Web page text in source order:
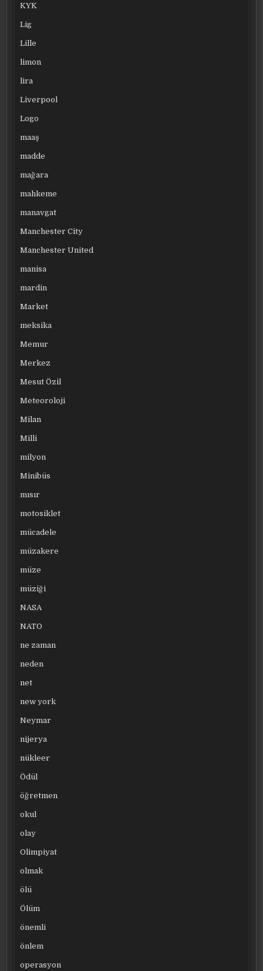
KYK
Lig
Lille
limon
lira
Liverpool
Logo
maaş
madde
mağara
mahkeme
manavgat
Manchester City
Manchester United
manisa
mardin
Market
meksika
Memur
Merkez
Mesut Özil
Meteoroloji
Milan
Milli
milyon
Minibüs
mısır
motosiklet
mücadele
müzakere
müze
müziği
NASA
NATO
ne zaman
neden
net
new york
Neymar
nijerya
nükleer
Ödül
öğretmen
okul
olay
Olimpiyat
olmak
ölü
Ölüm
önemli
önlem
operasyon